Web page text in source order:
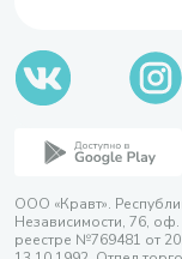
ООО «Кравт».
Независимости, 76,
реестре №769481 от